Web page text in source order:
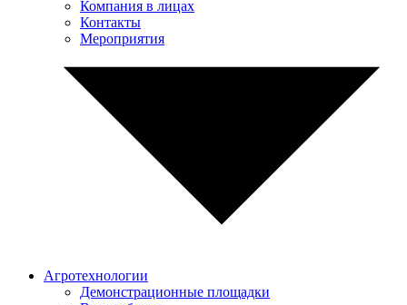
Компания в лицах
Контакты
Мероприятия
Агротехнологии
Демонстрационные площадки